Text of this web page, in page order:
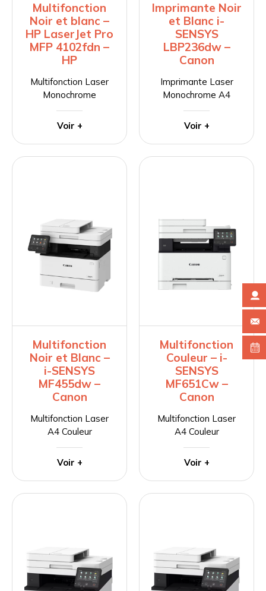
Multifonction
Noir et blanc –
HP LaserJet Pro
MFP 4102fdn –
HP
Multifonction Laser
Monochrome
Voir +
Imprimante Noir
et Blanc i-
SENSYS
LBP236dw –
Canon
Imprimante Laser
Monochrome A4
Voir +
Multifonction
Noir et Blanc –
i-SENSYS
MF455dw –
Canon
Multifonction Laser
A4 Couleur
Voir +
Multifonction
Couleur – i-
SENSYS
MF651Cw –
Canon
Multifonction Laser
A4 Couleur
Voir +